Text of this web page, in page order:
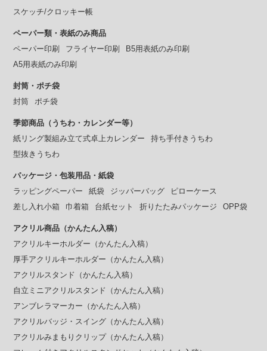
スケッチ/クロッキー帳
ペーパー類・表紙のみ商品
ペーパー印刷
フライヤー印刷
B5用表紙のみ印刷
A5用表紙のみ印刷
封筒・ポチ袋
封筒
ポチ袋
季節商品（うちわ・カレンダー等）
紙リング製組み立て式卓上カレンダー
持ち手付きうちわ
型抜きうちわ
パッケージ・包装用品・紙袋
ラッピングペーパー
紙袋 ジッパーバッグ
ピローケース
差し入れ小箱
巾着箱 台紙セット 折りたたみパッケージ OPP袋
アクリル商品（かんたん入稿）
アクリルキーホルダー（かんたん入稿）
厚手アクリルキーホルダー（かんたん入稿）
アクリルスタンド（かんたん入稿）
自立ミニアクリルスタンド（かんたん入稿）
アンブレラマーカー（かんたん入稿）
アクリルバッジ・スイング（かんたん入稿）
アクリルみまもりクリップ（かんたん入稿）